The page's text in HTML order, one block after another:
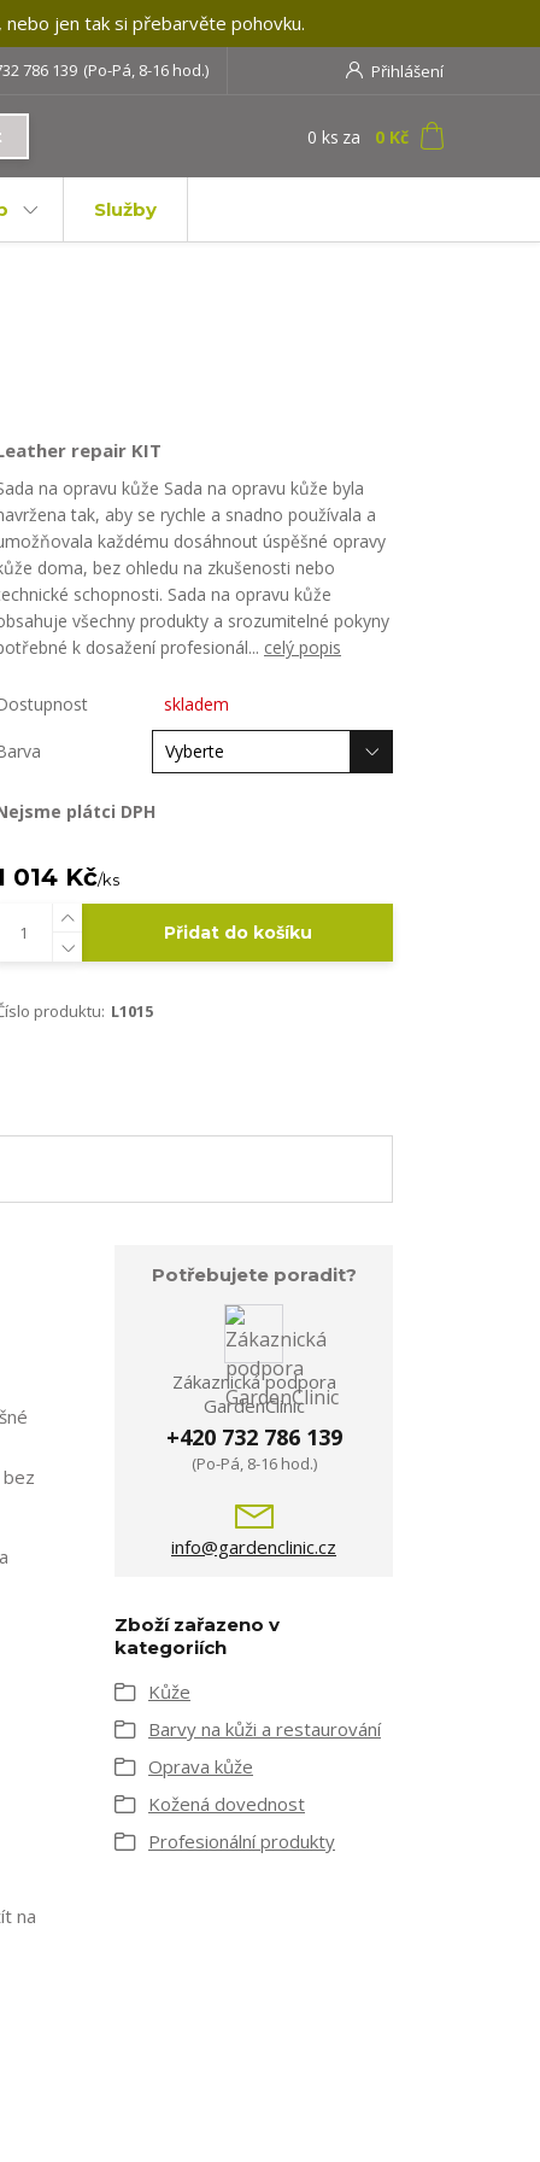
jen tak si přebarvěte pohovku.
Přihlášení
786 139 (Po-Pá, 8-16 hod.)
0 ks za 0 Kč
Služby
repair KIT
na opravu kůže Sada na opravu kůže byla
tak, aby se rychle a snadno používala a
každému dosáhnout úspěšné opravy
doma, bez ohledu na zkušenosti nebo
schopnosti. Sada na opravu kůže
všechny produkty a srozumitelné pokyny
k dosažení profesionál... celý popis
skladem
plátci DPH
014 Kč/ks
Přidat do košíku
produktu: L1015
na
Potřebujete poradit?
Zákaznická podpora
GardenClinic
+420 732 786 139
(Po-Pá, 8-16 hod.)
info@gardenclinic.cz
Zboží zařazeno v
kategoriích
Kůže
Barvy na kůži a restaurování
Oprava kůže
Kožená dovednost
Profesionální produkty